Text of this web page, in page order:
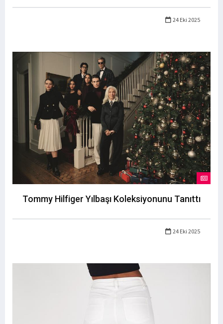
24 Eki 2025
Tommy Hilfiger Yılbaşı Koleksiyonunu Tanıttı
24 Eki 2025